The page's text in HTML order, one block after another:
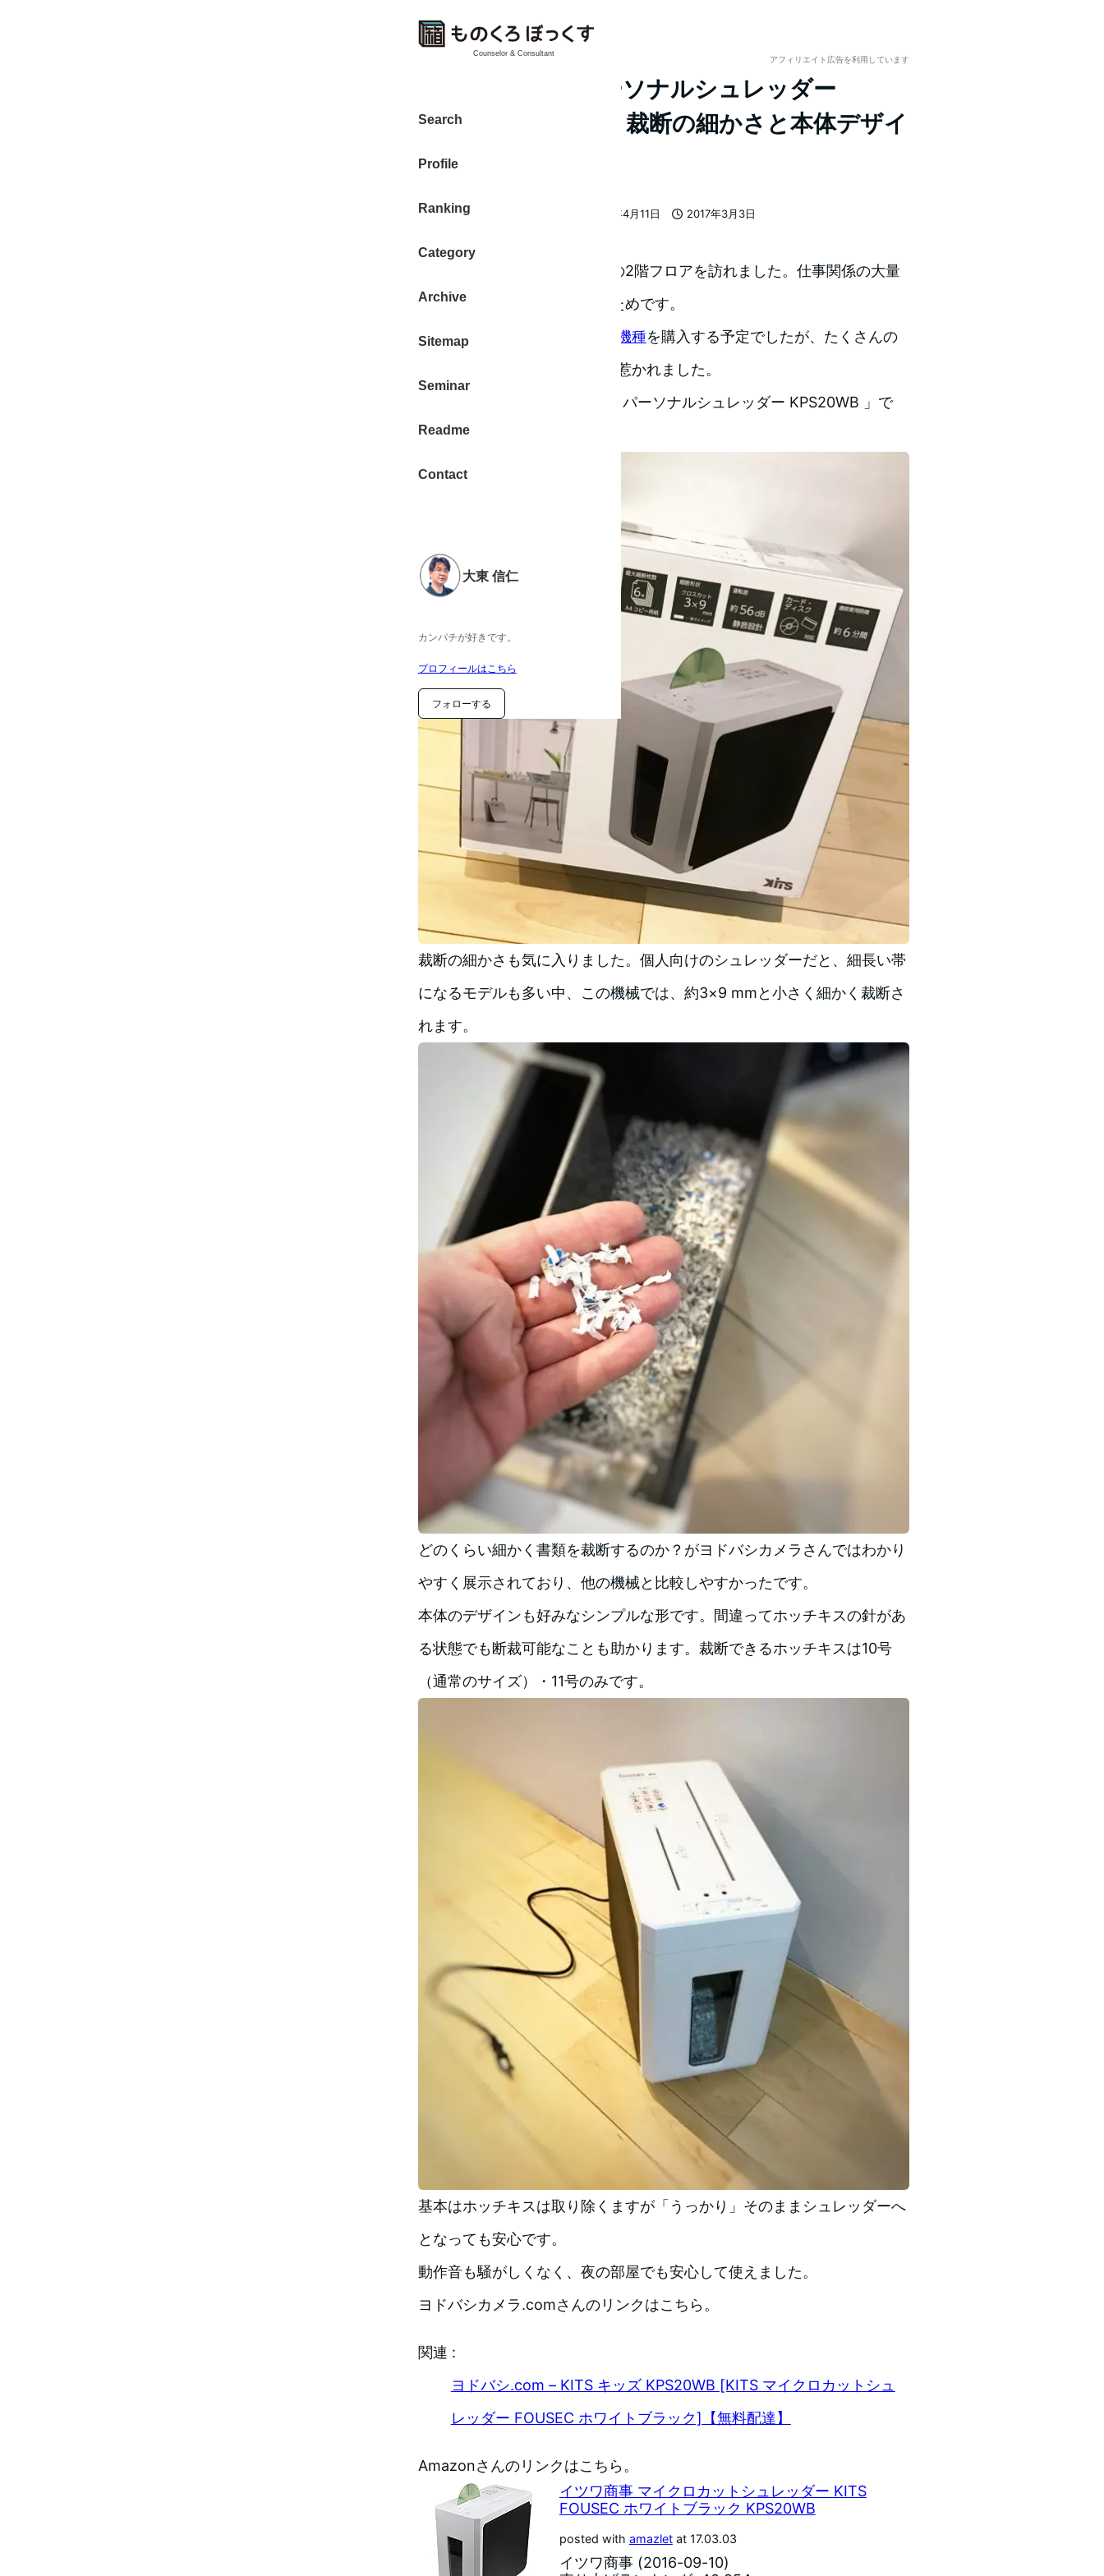
Counselor & Consultant
Search
Profile
Ranking
Category
Archive
Sitemap
Seminar
Readme
Contact
大東 信仁
カンパチが好きです。
プロフィールはこちら
フォローする
アフィリエイト広告を利用しています
KITS FOUSEC パーソナルシュレッダー
KPS20WBを購入、裁断の細かさと本体デザイ
ンが決め手
2017年4月11日
2017年3月3日
者
大東 信仁（ものくろ）
秋葉原のヨドバシカメラさんの2階フロアを訪れました。仕事関係の大量
の書類を処分するために使うためです。
facebookでたまたま目にした
機種を購入する予定でしたが、たくさんの
展示されている中の1つに、心惹かれました。
購入したのは「KITS FOUSEC パーソナルシュレッダー KPS20WB 」で
す。
裁断の細かさも気に入りました。個人向けのシュレッダーだと、細長い帯
になるモデルも多い中、この機械では、約3×9 mmと小さく細かく裁断さ
れます。
どのくらい細かく書類を裁断するのか？がヨドバシカメラさんではわかり
やすく展示されており、他の機械と比較しやすかったです。
本体のデザインも好みなシンプルな形です。間違ってホッチキスの針があ
る状態でも断裁可能なことも助かります。裁断できるホッチキスは10号
（通常のサイズ）・11号のみです。
基本はホッチキスは取り除くますが「うっかり」そのままシュレッダーへ
となっても安心です。
動作音も騒がしくなく、夜の部屋でも安心して使えました。
ヨドバシカメラ.comさんのリンクはこちら。
関連 :
ヨドバシ.com – KITS キッズ KPS20WB [KITS マイクロカットシュ
レッダー FOUSEC ホワイトブラック]【無料配達】
Amazonさんのリンクはこちら。
イツワ商事 マイクロカットシュレッダー KITS
FOUSEC ホワイトブラック KPS20WB
posted with amazletat 17.03.03
イツワ商事 (2016-09-10)